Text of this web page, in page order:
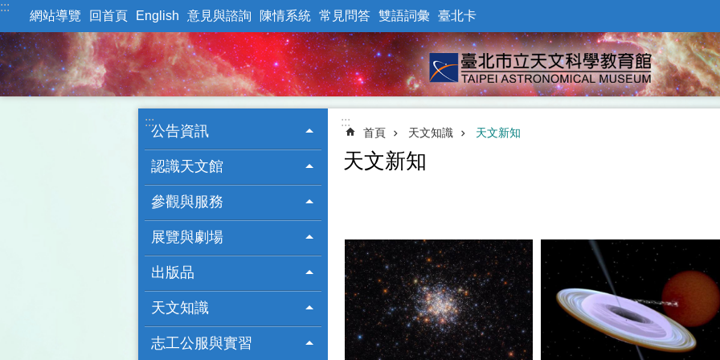
跳到主要內容區塊
:::
網站導覽 回首頁 English 意見與諮詢 陳情系統 常見問答 雙語詞彙 臺北卡
:::
公告資訊
認識天文館
參觀與服務
展覽與劇場
出版品
天文知識
志工公服與實習
:::
首頁 天文知識 天文新知
天文新知